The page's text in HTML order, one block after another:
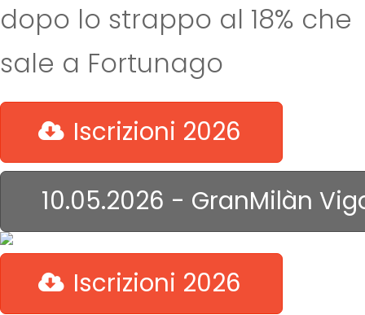
dopo lo strappo al 18% che
sale a Fortunago
Iscrizioni 2026
10.05.2026 - GranMilàn
Iscrizioni 2026